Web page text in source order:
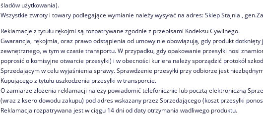
śladów użytkowania).
Wszystkie zwroty i towary podlegające wymianie należy wysyłać na adres: Sklep Stajnia ,
Reklamacje z tytułu rękojmi są rozpatrywane zgodnie z przepisami Kodeksu Cywilnego.
Gwarancja, rękojmia, oraz prawo odstąpienia od umowy nie obowiązują, gdy produkt
zewnętrznego, w tym w czasie transportu. W przypadku, gdy opakowanie przesyłki nosi
poprosić o komisyjne otwarcie przesyłki) i w obecności kuriera należy sporządzić protokół
Sprzedającym w celu wyjaśnienia sprawy. Sprawdzenie przesyłki przy odbiorze jest
Kupującego z tytułu uszkodzenia przesyłki w transporcie.
O zamiarze złożenia reklamacji należy powiadomić telefonicznie lub pocztą elektroniczną
(wraz z ksero dowodu zakupu) pod adres wskazany przez Sprzedającego (koszt przesyłki
Reklamacja rozpatrywana jest w ciągu 14 dni od daty otrzymania wadliwego produktu.